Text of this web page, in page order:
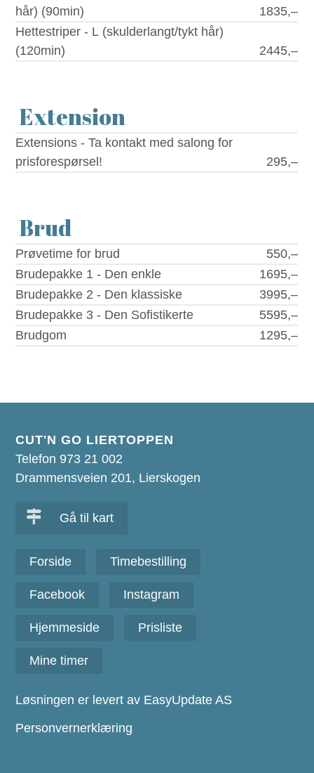
hår) (90min)
1835,–
Hettestriper - L (skulderlangt/tykt hår)
(120min)
2445,–
Extension
Extensions - Ta kontakt med salong for
prisforespørsel!
295,–
Brud
Prøvetime for brud
550,–
Brudepakke 1 - Den enkle
1695,–
Brudepakke 2 - Den klassiske
3995,–
Brudepakke 3 - Den Sofistikerte
5595,–
Brudgom
1295,–
CUT'N GO LIERTOPPEN
Telefon 973 21 002
Drammensveien 201, Lierskogen
Gå til kart
Forside Timebestilling
Facebook Instagram
Hjemmeside Prisliste
Mine timer
Løsningen er levert av EasyUpdate AS
Personvernerklæring